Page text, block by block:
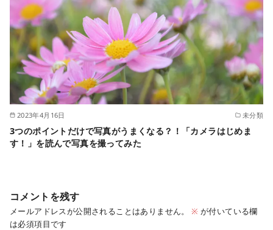
2023年4月16日 未分類
3つのポイントだけで写真がうまくなる？！「カメラはじめま
す！」を読んで写真を撮ってみた
コメントを残す
メールアドレスが公開されることはありません。 ※ が付いている欄
は必須項目です